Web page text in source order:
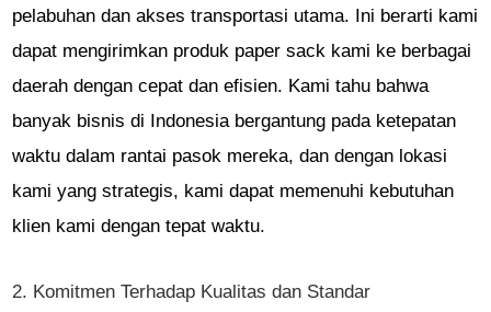
pelabuhan dan akses transportasi utama. Ini berarti kami
dapat mengirimkan produk paper sack kami ke berbagai
daerah dengan cepat dan efisien. Kami tahu bahwa
banyak bisnis di Indonesia bergantung pada ketepatan
waktu dalam rantai pasok mereka, dan dengan lokasi
kami yang strategis, kami dapat memenuhi kebutuhan
klien kami dengan tepat waktu.
2. Komitmen Terhadap Kualitas dan Standar